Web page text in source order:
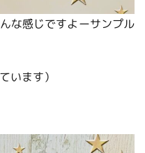
な感じですよーサンプル
います）